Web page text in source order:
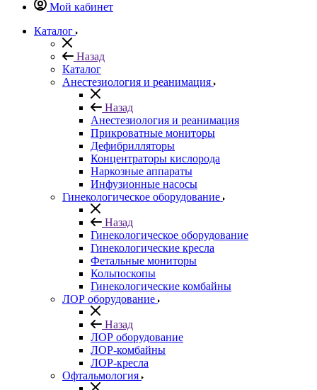
Мой кабинет
Каталог
Назад
Каталог
Анестезиология и реанимация
Назад
Анестезиология и реанимация
Прикроватные мониторы
Дефибрилляторы
Концентраторы кислорода
Наркозные аппараты
Инфузионные насосы
Гинекологическое оборудование
Назад
Гинекологическое оборудование
Гинекологические кресла
Фетальные мониторы
Кольпоскопы
Гинекологические комбайны
ЛОР оборудование
Назад
ЛОР оборудование
ЛОР-комбайны
ЛОР-кресла
Офтальмология